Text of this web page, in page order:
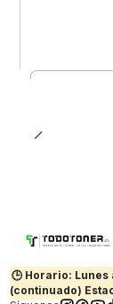
🕒 Horario: Lunes
(continuado)